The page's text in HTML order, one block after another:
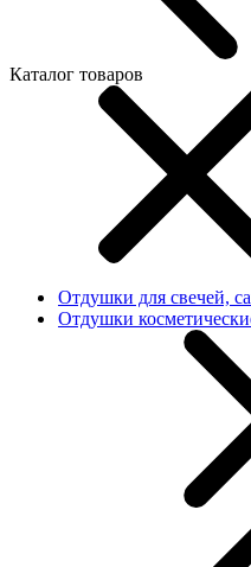
Каталог товаров
Отдушки для свечей,
Отдушки